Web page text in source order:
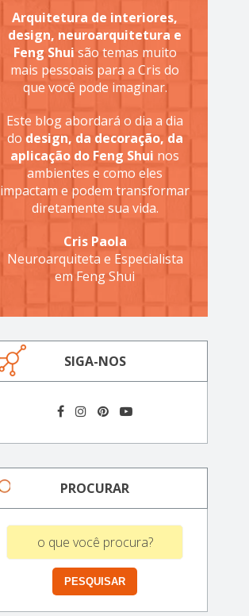
Arquitetura de interiores,
design, neuroarquitetura e
Feng Shui são temas muito
mais pessoais para a Cris do
que você pode imaginar.
Este blog abordará o dia a dia
do design, da decoração, da
aplicação do Feng Shui nos
ambientes e como eles
impactam e podem transformar
diretamente sua vida.
Cris Paola
Neuroarquiteta e Especialista
em Feng Shui
SIGA-NOS
PROCURAR